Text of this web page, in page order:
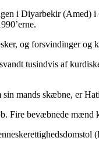
i Diyarbekir
og forsvindinger og
tusindvis af
mands skæbne, er
Fire bevæbnede